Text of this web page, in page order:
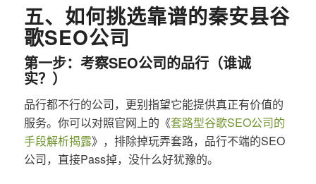
五、如何挑选靠谱的秦安县谷
歌SEO公司
第一步：考察SEO公司的品行（谁诚
实？）
品行都不行的公司，更别指望它能提供真正有价值的
服务。你可以对照官网上的《套路型谷歌SEO公司的
手段解析揭露》，排除掉玩弄套路，品行不端的SEO
公司，直接Pass掉，没什么好犹豫的。